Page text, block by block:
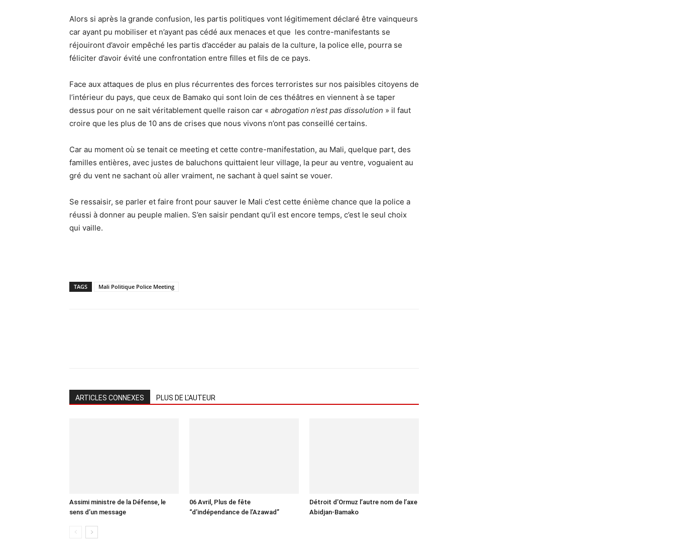
Alors si après la grande confusion, les partis politiques vont légitimement déclaré être vainqueurs
car ayant pu mobiliser et n’ayant pas cédé aux menaces et que les contre-manifestants se
réjouiront d’avoir empêché les partis d’accéder au palais de la culture, la police elle, pourra se
féliciter d’avoir évité une confrontation entre filles et fils de ce pays.
Face aux attaques de plus en plus récurrentes des forces terroristes sur nos paisibles citoyens de
l’intérieur du pays, que ceux de Bamako qui sont loin de ces théâtres en viennent à se taper
dessus pour on ne sait véritablement quelle raison car « abrogation n’est pas dissolution » il faut
croire que les plus de 10 ans de crises que nous vivons n’ont pas conseillé certains.
Car au moment où se tenait ce meeting et cette contre-manifestation, au Mali, quelque part, des
familles entières, avec justes de baluchons quittaient leur village, la peur au ventre, voguaient au
gré du vent ne sachant où aller vraiment, ne sachant à quel saint se vouer.
Se ressaisir, se parler et faire front pour sauver le Mali c’est cette énième chance que la police a
réussi à donner au peuple malien. S’en saisir pendant qu’il est encore temps, c’est le seul choix
qui vaille.
TAGS Mali Politique Police Meeting
ARTICLES CONNEXES PLUS DE L'AUTEUR
Assimi ministre de la Défense, le
sens d’un message
06 Avril, Plus de fête
“d’indépendance de l’Azawad”
Détroit d’Ormuz l’autre nom de l’axe
Abidjan-Bamako